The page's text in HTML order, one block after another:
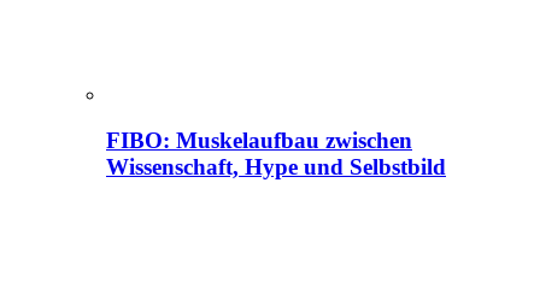
FIBO: Muskelaufbau zwischen
Wissenschaft, Hype und Selbstbild